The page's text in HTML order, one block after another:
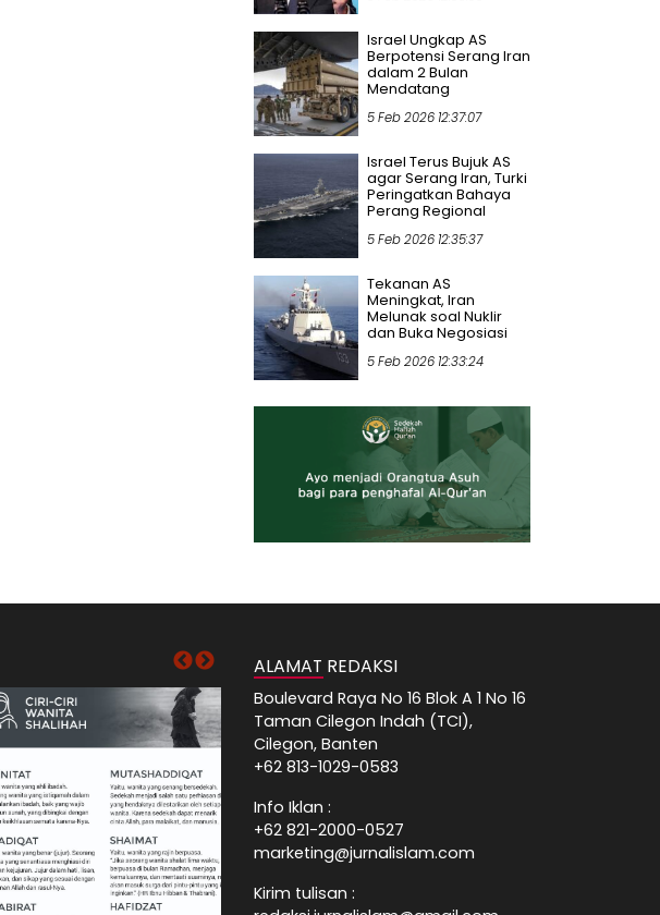
Israel Ungkap AS
Berpotensi Serang Iran
dalam 2 Bulan
Mendatang
5 Feb 2026 12:37:07
Israel Terus Bujuk AS
agar Serang Iran, Turki
Peringatkan Bahaya
Perang Regional
5 Feb 2026 12:35:37
Tekanan AS
Meningkat, Iran
Melunak soal Nuklir
dan Buka Negosiasi
5 Feb 2026 12:33:24
ALAMAT REDAKSI
Boulevard Raya No 16 Blok A 1 No 16
Taman Cilegon Indah (TCI),
Cilegon, Banten
+62 813-1029-0583
Info Iklan :
+62 821-2000-0527
marketing@jurnalislam.com
Kirim tulisan :